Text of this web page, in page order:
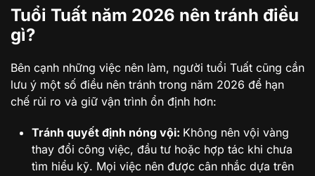
Tuổi Tuất năm 2026 nên tránh điều
gì?
Bên cạnh những việc nên làm, người tuổi Tuất cũng cần
lưu ý một số điều nên tránh trong năm 2026 để hạn
chế rủi ro và giữ vận trình ổn định hơn:
Tránh quyết định nóng vội: Không nên vội vàng
thay đổi công việc, đầu tư hoặc hợp tác khi chưa
tìm hiểu kỹ. Mọi việc nên được cân nhắc dựa trên